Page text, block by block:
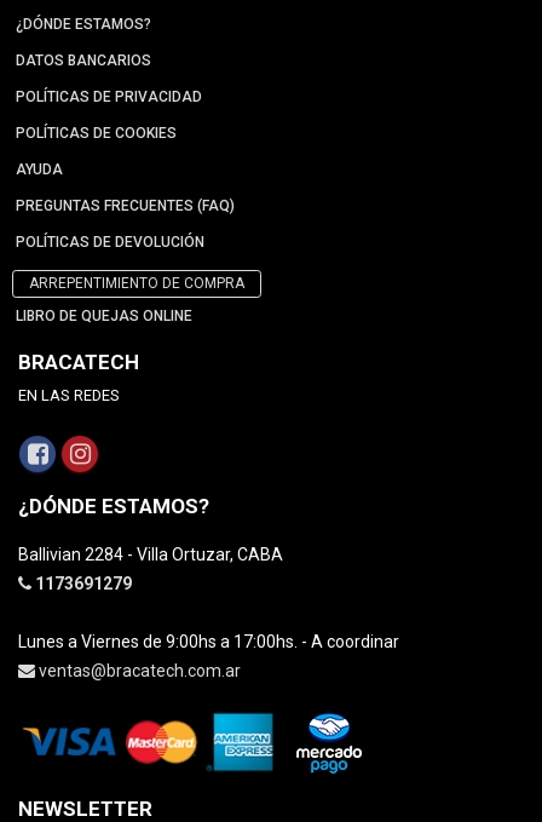
¿DÓNDE ESTAMOS?
DATOS BANCARIOS
POLÍTICAS DE PRIVACIDAD
POLÍTICAS DE COOKIES
AYUDA
PREGUNTAS FRECUENTES (FAQ)
POLÍTICAS DE DEVOLUCIÓN
ARREPENTIMIENTO DE COMPRA
LIBRO DE QUEJAS ONLINE
BRACATECH
EN LAS REDES
¿DÓNDE ESTAMOS?
Ballivian 2284 - Villa Ortuzar, CABA
1173691279
Lunes a Viernes de 9:00hs a 17:00hs. - A coordinar
ventas@bracatech.com.ar
NEWSLETTER